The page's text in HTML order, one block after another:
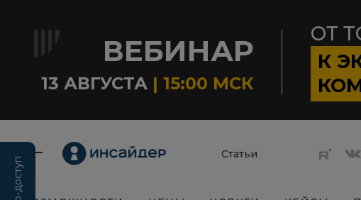
ВЕБИНАР
13 АВГУСТА | 15:00 МСК
ОТ
К
Статьи